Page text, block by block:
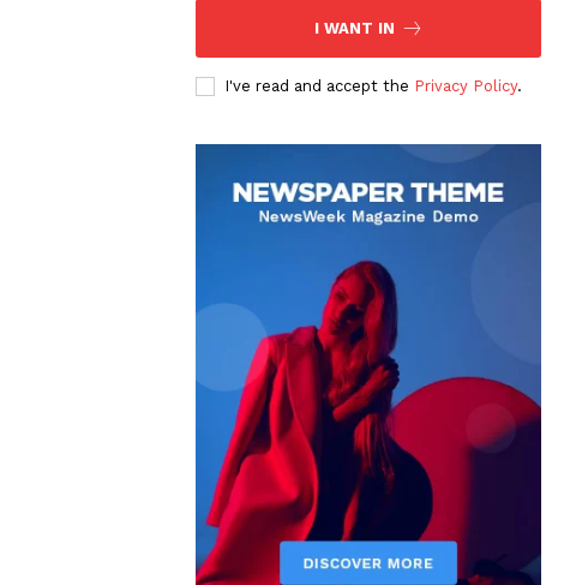
I WANT IN
I've read and accept the Privacy Policy.